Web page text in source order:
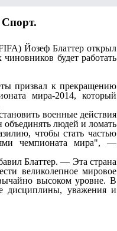
Йозеф Блаттер открыл
будет работать
призвал к прекращению
мира-2014, который
военные действия
объединять людей и ломать
чтобы стать частью
чемпионата мира", —
Блаттер. — Эта страна
великолепное мировое
высоком уровне. В
дисциплины, уважения и